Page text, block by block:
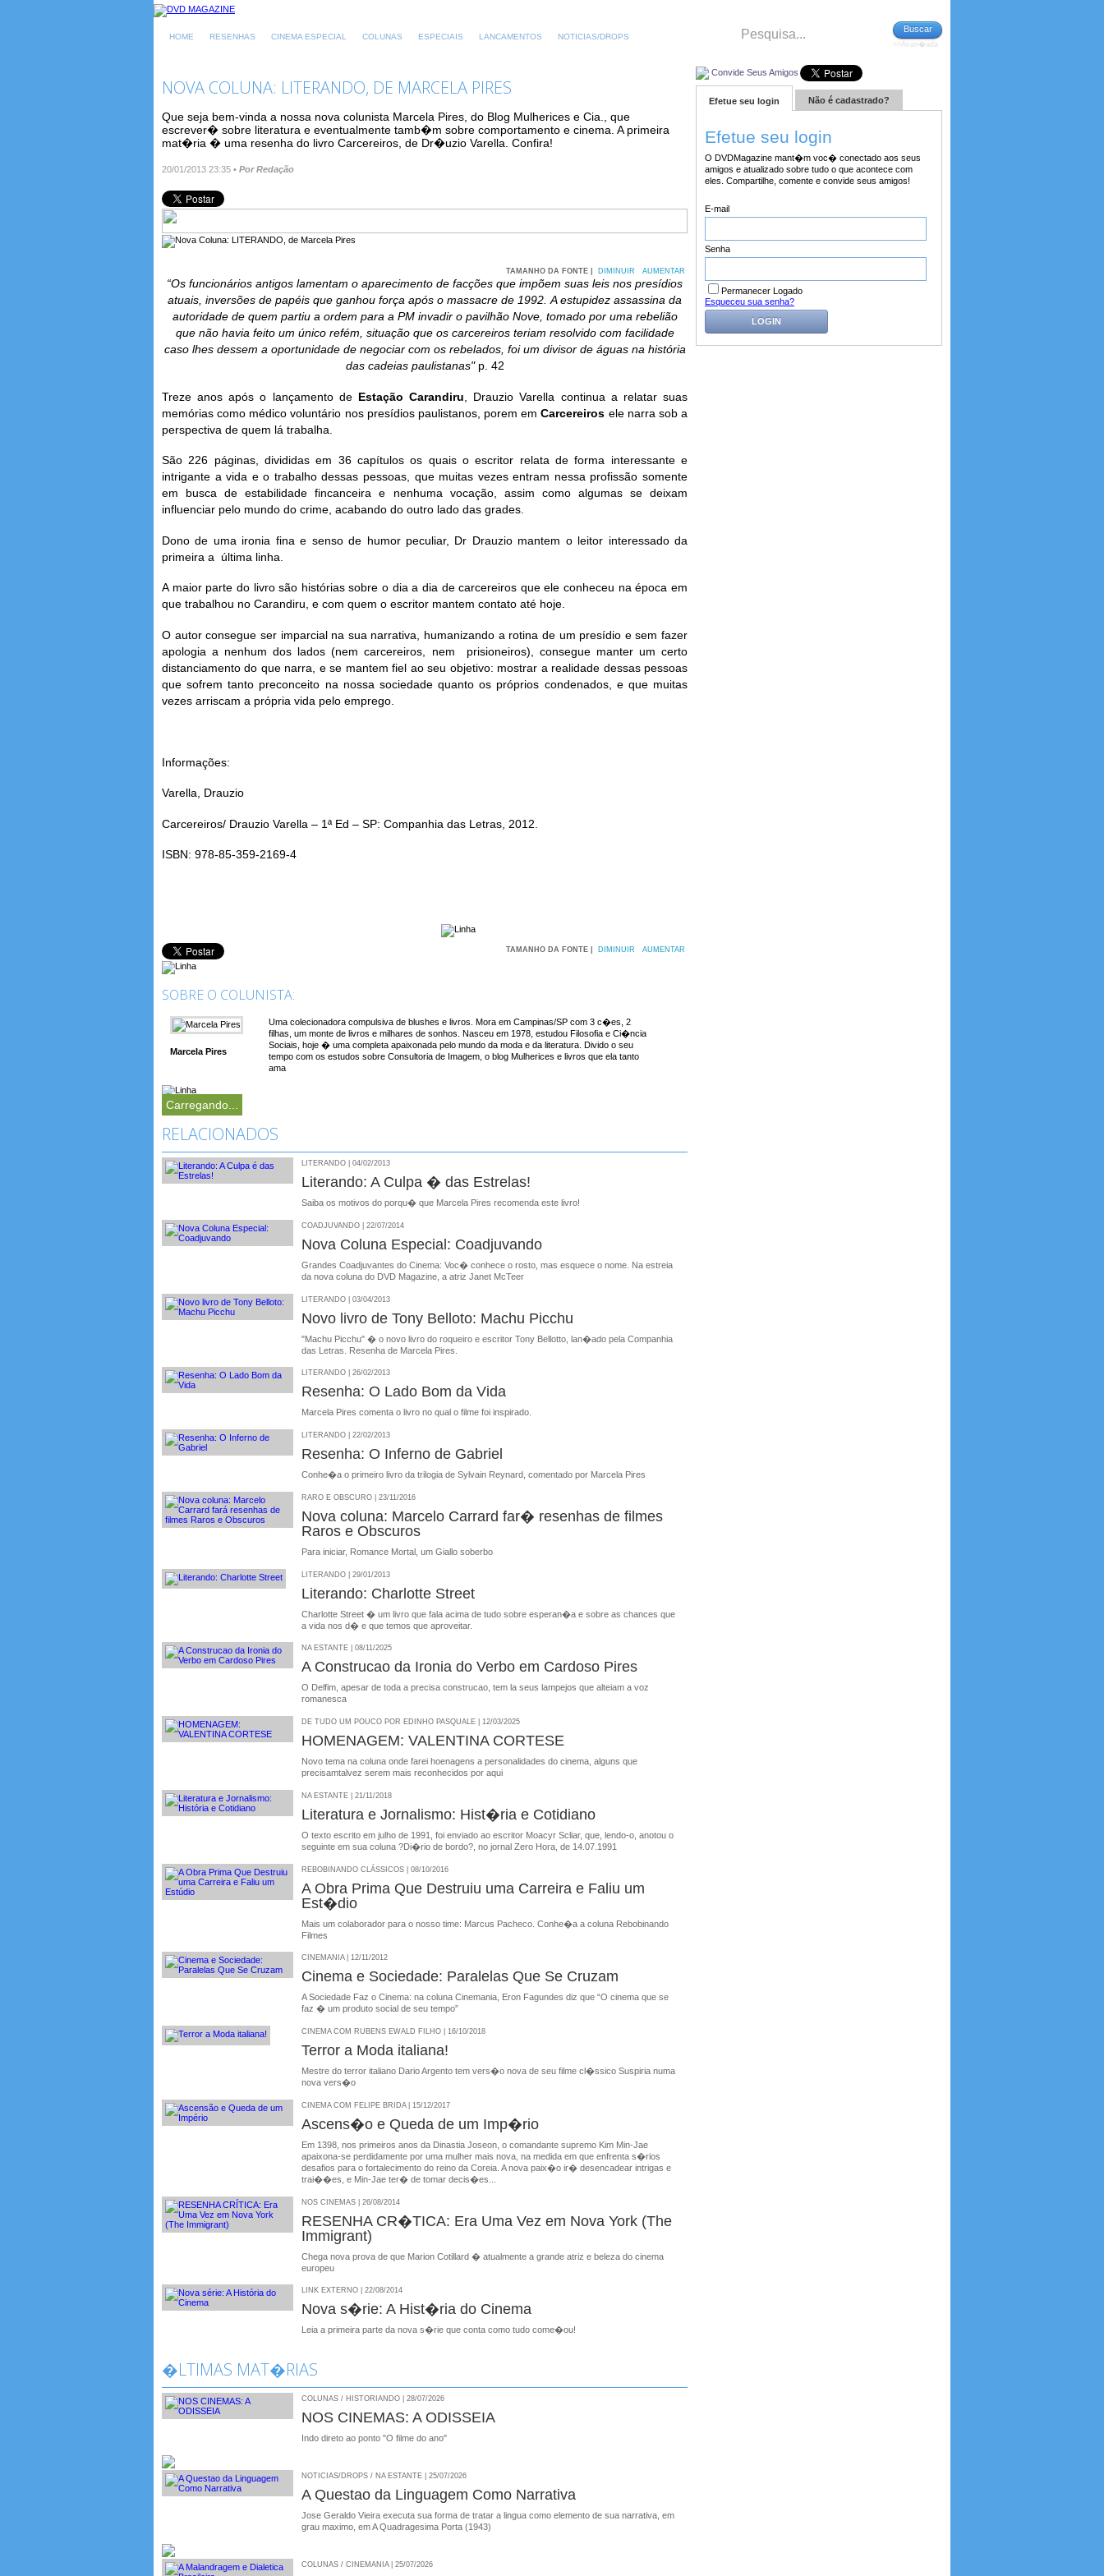
HOME RESENHAS CINEMA ESPECIAL COLUNAS ESPECIAIS LANCAMENTOS NOTICIAS/DROPS
Buscar
>>Avan�ada
NOVA COLUNA: LITERANDO, DE MARCELA PIRES
Que seja bem-vinda a nossa nova colunista Marcela Pires, do Blog Mulherices e Cia., que
escrever� sobre literatura e eventualmente tamb�m sobre comportamento e cinema. A primeira
mat�ria � uma resenha do livro Carcereiros, de Dr�uzio Varella. Confira!
20/01/2013 23:35 • Por Redação
TAMANHO DA FONTE | DIMINUIR AUMENTAR
“Os funcionários antigos lamentam o aparecimento de facções que impõem suas leis nos presídios
atuais, inversões de papéis que ganhou força após o massacre de 1992. A estupidez assassina da
autoridade de quem partiu a ordem para a PM invadir o pavilhão Nove, tomado por uma rebelião
que não havia feito um único refém, situação que os carcereiros teriam resolvido com facilidade
caso lhes dessem a oportunidade de negociar com os rebelados, foi um divisor de águas na história
das cadeias paulistanas" p. 42
Treze anos após o lançamento de Estação Carandiru , Drauzio Varella continua a relatar suas
memórias como médico voluntário nos presídios paulistanos, porem emCarcereiros ele narra sob a
perspectiva de quem lá trabalha.
São 226 páginas, divididas em 36 capítulos os quais o escritor relata de forma interessante e
intrigante a vida e o trabalho dessas pessoas, que muitas vezes entram nessa profissão somente
em busca de estabilidade fincanceira e nenhuma vocação, assim como algumas se deixam
influenciar pelo mundo do crime, acabando do outro lado das grades.
Dono de uma ironia fina e senso de humor peculiar, Dr Drauzio mantem o leitor interessado da
primeira a última linha.
A maior parte do livro são histórias sobre o dia a dia de carcereiros que ele conheceu na época em
que trabalhou no Carandiru, e com quem o escritor mantem contato até hoje.
O autor consegue ser imparcial na sua narrativa, humanizando a rotina de um presídio e sem fazer
apologia a nenhum dos lados (nem carcereiros, nem prisioneiros), consegue manter um certo
distanciamento do que narra, e se mantem fiel ao seu objetivo: mostrar a realidade dessas pessoas
que sofrem tanto preconceito na nossa sociedade quanto os próprios condenados, e que muitas
vezes arriscam a própria vida pelo emprego.
Informações:
Varella, Drauzio
Carcereiros/ Drauzio Varella – 1ª Ed – SP: Companhia das Letras, 2012.
ISBN: 978-85-359-2169-4
TAMANHO DA FONTE | DIMINUIR AUMENTAR
SOBRE O COLUNISTA:
Marcela Pires
Uma colecionadora compulsiva de blushes e livros. Mora em Campinas/SP com 3 c�es, 2
filhas, um monte de livros e milhares de sonhos. Nasceu em 1978, estudou Filosofia e Ci�ncia
Sociais, hoje � uma completa apaixonada pelo mundo da moda e da literatura. Divido o seu
tempo com os estudos sobre Consultoria de Imagem, o blog Mulherices e livros que ela tanto
ama
Carregando...
RELACIONADOS
LITERANDO | 04/02/2013
Literando: A Culpa � das Estrelas!
Saiba os motivos do porqu� que Marcela Pires recomenda este livro!
COADJUVANDO | 22/07/2014
Nova Coluna Especial: Coadjuvando
Grandes Coadjuvantes do Cinema: Voc� conhece o rosto, mas esquece o nome. Na estreia
da nova coluna do DVD Magazine, a atriz Janet McTeer
LITERANDO | 03/04/2013
Novo livro de Tony Belloto: Machu Picchu
"Machu Picchu" � o novo livro do roqueiro e escritor Tony Bellotto, lan�ado pela Companhia
das Letras. Resenha de Marcela Pires.
LITERANDO | 26/02/2013
Resenha: O Lado Bom da Vida
Marcela Pires comenta o livro no qual o filme foi inspirado.
LITERANDO | 22/02/2013
Resenha: O Inferno de Gabriel
Conhe�a o primeiro livro da trilogia de Sylvain Reynard, comentado por Marcela Pires
RARO E OBSCURO | 23/11/2016
Nova coluna: Marcelo Carrard far� resenhas de filmes
Raros e Obscuros
Para iniciar, Romance Mortal, um Giallo soberbo
LITERANDO | 29/01/2013
Literando: Charlotte Street
Charlotte Street � um livro que fala acima de tudo sobre esperan�a e sobre as chances que
a vida nos d� e que temos que aproveitar.
NA ESTANTE | 08/11/2025
A Construcao da Ironia do Verbo em Cardoso Pires
O Delfim, apesar de toda a precisa construcao, tem la seus lampejos que alteiam a voz
romanesca
DE TUDO UM POUCO POR EDINHO PASQUALE | 12/03/2025
HOMENAGEM: VALENTINA CORTESE
Novo tema na coluna onde farei hoenagens a personalidades do cinema, alguns que
precisamtalvez serem mais reconhecidos por aqui
NA ESTANTE | 21/11/2018
Literatura e Jornalismo: Hist�ria e Cotidiano
O texto escrito em julho de 1991, foi enviado ao escritor Moacyr Scliar, que, lendo-o, anotou o
seguinte em sua coluna ?Di�rio de bordo?, no jornal Zero Hora, de 14.07.1991
REBOBINANDO CLÁSSICOS | 08/10/2016
A Obra Prima Que Destruiu uma Carreira e Faliu um
Est�dio
Mais um colaborador para o nosso time: Marcus Pacheco. Conhe�a a coluna Rebobinando
Filmes
CINEMANIA | 12/11/2012
Cinema e Sociedade: Paralelas Que Se Cruzam
A Sociedade Faz o Cinema: na coluna Cinemania, Eron Fagundes diz que “O cinema que se
faz � um produto social de seu tempo”
CINEMA COM RUBENS EWALD FILHO | 16/10/2018
Terror a Moda italiana!
Mestre do terror italiano Dario Argento tem vers�o nova de seu filme cl�ssico Suspiria numa
nova vers�o
CINEMA COM FELIPE BRIDA | 15/12/2017
Ascens�o e Queda de um Imp�rio
Em 1398, nos primeiros anos da Dinastia Joseon, o comandante supremo Kim Min-Jae
apaixona-se perdidamente por uma mulher mais nova, na medida em que enfrenta s�rios
desafios para o fortalecimento do reino da Coreia. A nova paix�o ir� desencadear intrigas e
trai��es, e Min-Jae ter� de tomar decis�es...
NOS CINEMAS | 26/08/2014
RESENHA CR�TICA: Era Uma Vez em Nova York (The
Immigrant)
Chega nova prova de que Marion Cotillard � atualmente a grande atriz e beleza do cinema
europeu
LINK EXTERNO | 22/08/2014
Nova s�rie: A Hist�ria do Cinema
Leia a primeira parte da nova s�rie que conta como tudo come�ou!
�LTIMAS MAT�RIAS
COLUNAS / HISTORIANDO | 28/07/2026
NOS CINEMAS: A ODISSEIA
Indo direto ao ponto "O filme do ano"
NOTICIAS/DROPS / NA ESTANTE | 25/07/2026
A Questao da Linguagem Como Narrativa
Jose Geraldo Vieira executa sua forma de tratar a lingua como elemento de sua narrativa, em
grau maximo, em A Quadragesima Porta (1943)
COLUNAS / CINEMANIA | 25/07/2026
Convide Seus Amigos
Efetue seu login Não é cadastrado?
Efetue seu login
O DVDMagazine mant�m voc� conectado aos seus
amigos e atualizado sobre tudo o que acontece com
eles. Compartilhe, comente e convide seus amigos!
E-mail
Senha
Permanecer Logado
Esqueceu sua senha?
LOGIN